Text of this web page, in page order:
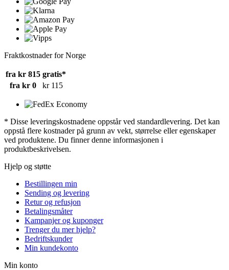
Fraktkostnader for Norge
fra kr 815 gratis*
fra kr 0
kr 115
* Disse leveringskostnadene oppstår ved standardlevering. Det kan
oppstå flere kostnader på grunn av vekt, størrelse eller egenskaper
ved produktene. Du finner denne informasjonen i
produktbeskrivelsen.
Hjelp og støtte
Bestillingen min
Sending og levering
Retur og refusjon
Betalingsmåter
Kampanjer og kuponger
Trenger du mer hjelp?
Bedriftskunder
Min kundekonto
Min konto